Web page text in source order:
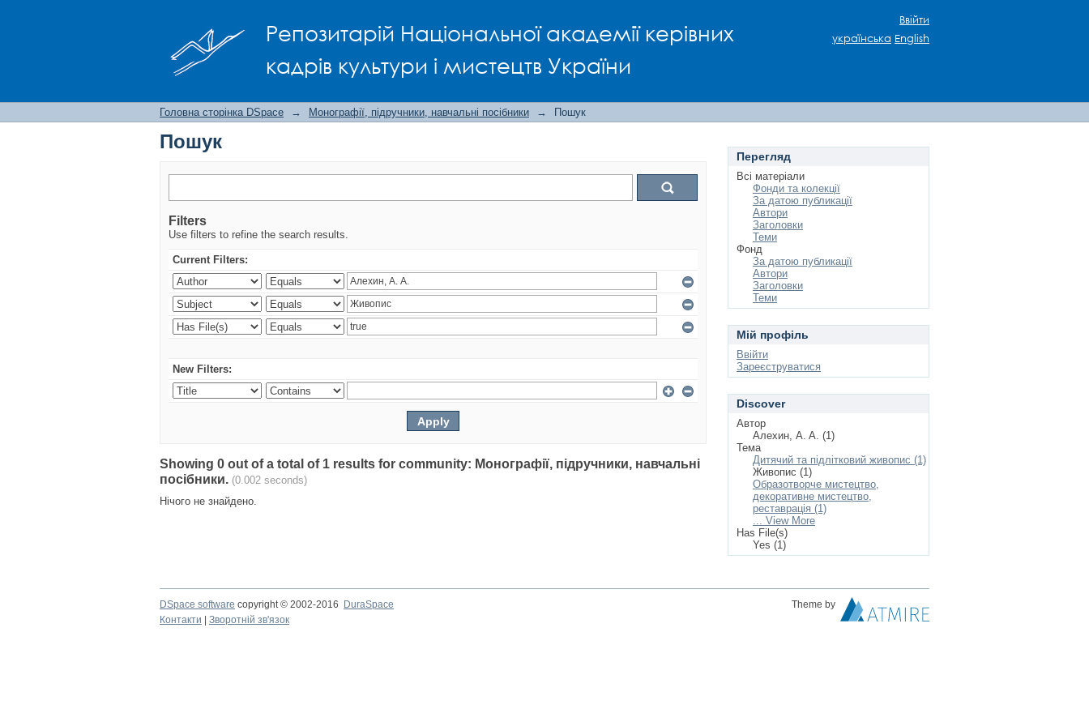
Репозитарій Національної академії керівних
кадрів культури і мистецтв України
Ввійти
українська English
Головна сторінка DSpace → Монографії, підручники, навчальні посібники → Пошук
Пошук
Filters
Use filters to refine the search results.
Current Filters:
New Filters:
Showing 0 out of a total of 1 results for community: Монографії, підручники, навчальні
посібники. (0.002 seconds)
Нічого не знайдено.
Перегляд
Всі матеріали
Фонди та колекції
За датою публикації
Автори
Заголовки
Теми
Фонд
За датою публикації
Автори
Заголовки
Теми
Мій профіль
Ввійти
Зареєструватися
Discover
Автор
Aлехин, A. A. (1)
Тема
Дитячий та підлітковий живопис (1)
Живопис (1)
Образотворче мистецтво,
декоративне мистецтво,
реставрація (1)
... View More
Has File(s)
Yes (1)
DSpace software copyright © 2002-2016 DuraSpace
Theme by
Контакти
Зворотній зв'язок